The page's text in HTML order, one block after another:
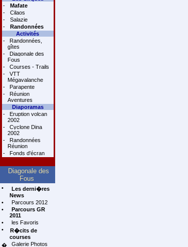
-
Mafate
-
Cilaos
-
Salazie
-
Randonnées
Activités
-
Randonnées,
gîtes
-
Diagonale des
Fous
-
Courses - Trails
-
VTT
Mégavalanche
-
Parapente
-
Réunion
Aventures
Diaporamas
-
Eruption volcan
2002
-
Cyclone Dina
2002
-
Randonnées
Réunion
-
Fonds d'écran
Diagonale des
Fous
•
Les derni�res
News
•
Parcours 2012
•
Parcours GR
2011
•
les Favoris
•
R�cits de
courses
�
Galerie Photos